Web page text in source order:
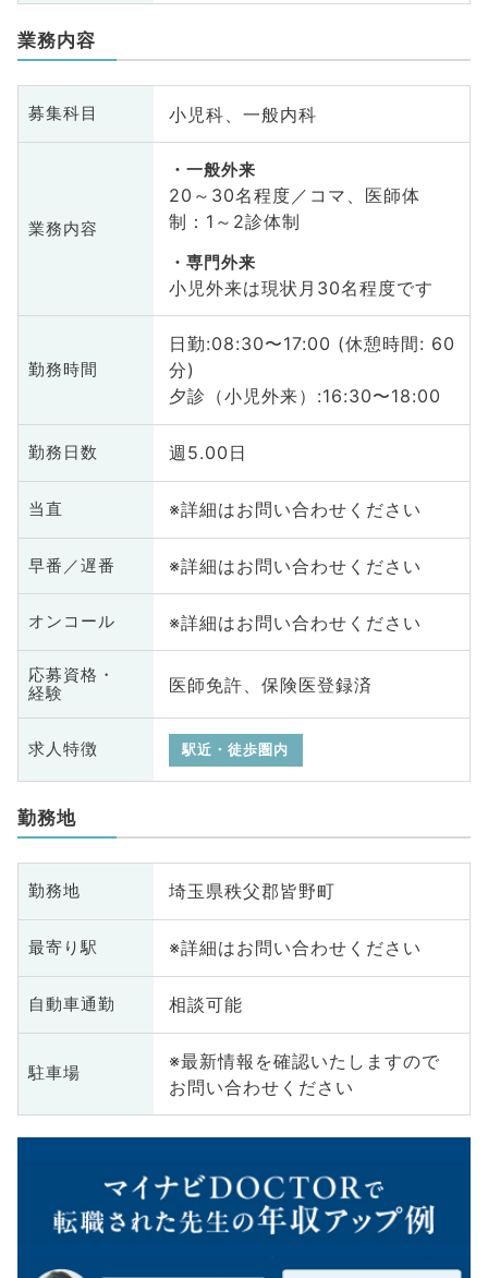
業務内容
募集科目 小児科、一般内科
業務内容
一般外来
20～30名程度／コマ、医師体
制：1～2診体制
専門外来
小児外来は現状月30名程度です
勤務時間
日勤:08:30〜17:00 (休憩時間: 60
分)
夕診（小児外来）:16:30〜18:00
勤務日数 週5.00日
当直 ※詳細はお問い合わせください
早番／遅番 ※詳細はお問い合わせください
オンコール ※詳細はお問い合わせください
応募資格・
経験
医師免許、保険医登録済
求人特徴 駅近・徒歩圏内
勤務地
勤務地 埼玉県秩父郡皆野町
最寄り駅 ※詳細はお問い合わせください
自動車通勤 相談可能
駐車場
※最新情報を確認いたしますので
お問い合わせください